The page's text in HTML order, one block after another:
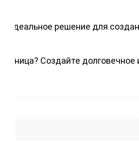
Идеальное решение для
Создайте долговечное